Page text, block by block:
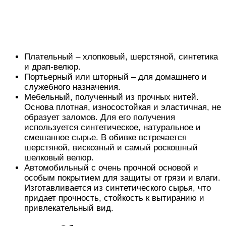
Плательный – хлопковый, шерстяной, синтетика
и драп-велюр.
Портьерный или шторный – для домашнего и
служебного назначения.
Мебельный, полученный из прочных нитей.
Основа плотная, износостойкая и эластичная, не
образует заломов. Для его получения
используется синтетическое, натуральное и
смешанное сырье. В обивке встречается
шерстяной, вискозный и самый роскошный
шелковый велюр.
Автомобильный с очень прочной основой и
особым покрытием для защиты от грязи и влаги.
Изготавливается из синтетического сырья, что
придает прочность, стойкость к вытиранию и
привлекательный вид.